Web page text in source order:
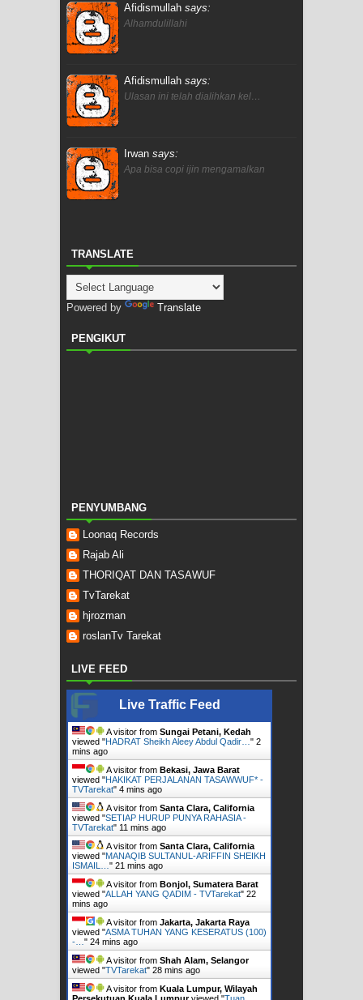
Afidismullah says:
Alhamdulillahi
Afidismullah says:
Ulasan ini telah dialihkan kel…
Irwan says:
Apa bisa copi ijin mengamalkan
TRANSLATE
Powered by Translate
PENGIKUT
PENYUMBANG
Loonaq Records
Rajab Ali
THORIQAT DAN TASAWUF
TvTarekat
hjrozman
roslanTv Tarekat
LIVE FEED
Live Traffic Feed
A visitor from Sungai Petani, Kedah
viewed "HADRAT Sheikh Aleey Abdul Qadir… " 2
mins ago
A visitor from Bekasi, Jawa Barat
viewed "HAKIKAT PERJALANAN TASAWWUF* -
TVTarekat" 4 mins ago
A visitor from Santa Clara, California
viewed "SETIAP HURUP PUNYA RAHASIA -
TVTarekat" 11 mins ago
A visitor from Santa Clara, California
viewed "MANAQIB SULTANUL-ARIFFIN SHEIKH
ISMAIL… " 21 mins ago
A visitor from Bonjol, Sumatera Barat
viewed "ALLAH YANG QADIM - TVTarekat" 22
mins ago
A visitor from Jakarta, Jakarta Raya
viewed "ASMA TUHAN YANG KESERATUS (100)
-… " 24 mins ago
A visitor from Shah Alam, Selangor
viewed "TVTarekat" 28 mins ago
A visitor from Kuala Lumpur, Wilayah